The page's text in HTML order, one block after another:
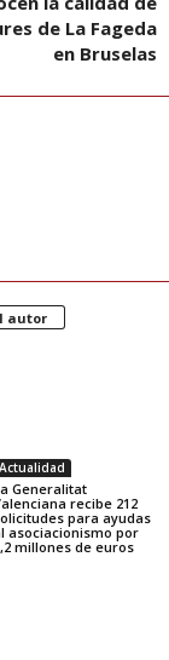
de La Fageda
en Bruselas
autor
Actualidad
Generalitat
recibe 212
para ayudas
asociacionismo por
millones de euros